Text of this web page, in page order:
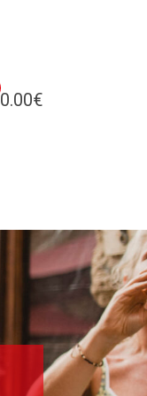
0.00€